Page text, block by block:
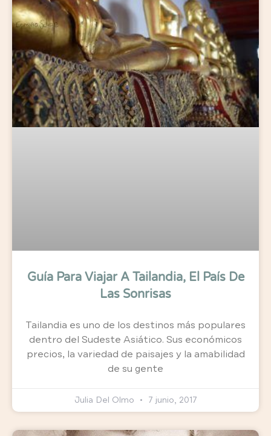
Guía Para Viajar A Tailandia, El País De
Las Sonrisas
Tailandia es uno de los destinos más populares
dentro del Sudeste Asiático. Sus económicos
precios, la variedad de paisajes y la amabilidad
de su gente
Julia Del Olmo 7 junio, 2017